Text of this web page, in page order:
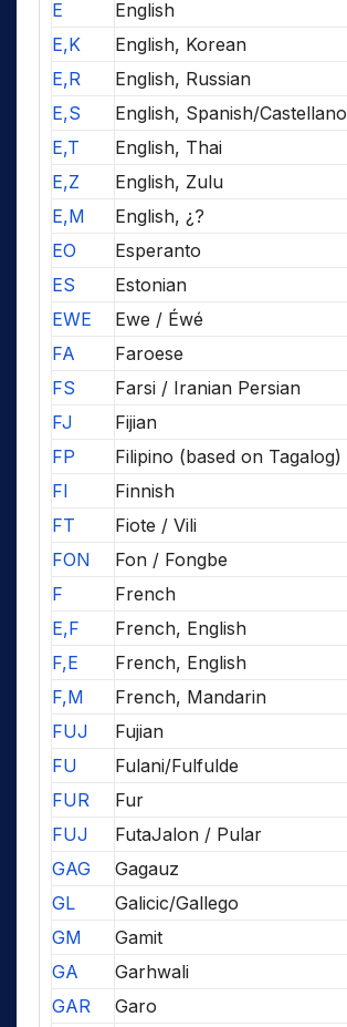
E
English
E,K
English, Korean
E,R
English, Russian
E,S
English, Spanish/Castellano
E,T
English, Thai
E,Z
English, Zulu
E,M
English, ¿?
EO
Esperanto
ES
Estonian
EWE
Ewe / Éwé
FA
Faroese
FS
Farsi / Iranian Persian
FJ
Fijian
FP
Filipino (based on Tagalog)
FI
Finnish
FT
Fiote / Vili
FON
Fon / Fongbe
F
French
E,F
French, English
F,E
French, English
F,M
French, Mandarin
FUJ
Fujian
FU
Fulani/Fulfulde
FUR
Fur
FUJ
FutaJalon / Pular
GAG
Gagauz
GL
Galicic/Gallego
GM
Gamit
GA
Garhwali
GAR
Garo